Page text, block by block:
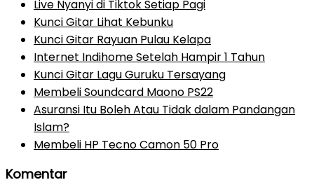
Live Nyanyi di Tiktok Setiap Pagi
Kunci Gitar Lihat Kebunku
Kunci Gitar Rayuan Pulau Kelapa
Internet Indihome Setelah Hampir 1 Tahun
Kunci Gitar Lagu Guruku Tersayang
Membeli Soundcard Maono PS22
Asuransi Itu Boleh Atau Tidak dalam Pandangan
Islam?
Membeli HP Tecno Camon 50 Pro
Komentar